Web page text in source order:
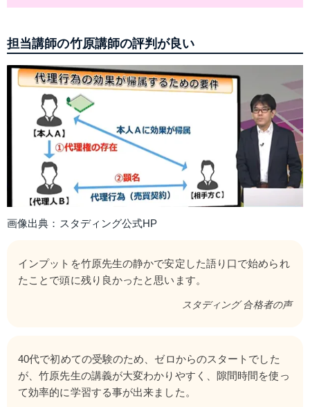
担当講師の竹原講師の評判が良い
画像出典：スタディング公式HP
インプットを竹原先生の静かで安定した語り口で始められ
たことで頭に残り良かったと思います。
スタディング 合格者の声
40代で初めての受験のため、ゼロからのスタートでした
が、竹原先生の講義が大変わかりやすく、隙間時間を使っ
て効率的に学習する事が出来ました。